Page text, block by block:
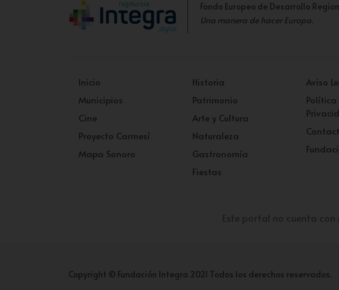
Fondo Europeo de Desarrollo
Una manera de hacer Europa.
Inicio
Municipios
Cine
Proyecto Carmesí
Mapa Sonoro
Historia
Patrimonio
Arte y Cultura
Naturaleza
Gastronomía
Fiestas
Aviso
Política
Copyright © Fundación Integra 2021 Todos los derechos reservados.